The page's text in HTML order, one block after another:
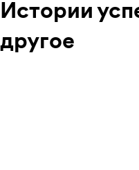
Истории
другое